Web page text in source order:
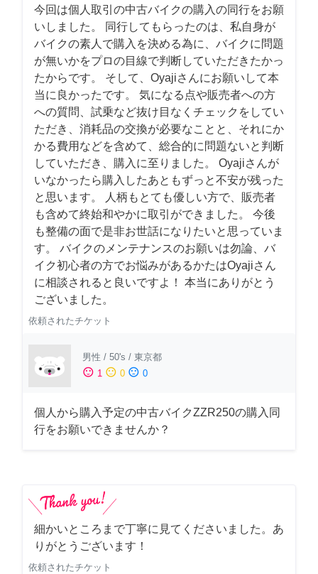
今回は個人取引の中古バイクの購入の同行をお願
いしました。 同行してもらったのは、私自身が
バイクの素人で購入を決める為に、バイクに問題
が無いかをプロの目線で判断していただきたかっ
たからです。 そして、Oyajiさんにお願いして本
当に良かったです。 気になる点や販売者への方
への質問、試乗など抜け目なくチェックをしてい
ただき、消耗品の交換が必要なことと、それにか
かる費用などを含めて、総合的に問題ないと判断
していただき、購入に至りました。 Oyajiさんが
いなかったら購入したあともずっと不安が残った
と思います。 人柄もとても優しい方で、販売者
も含めて終始和やかに取引ができました。 今後
も整備の面で是非お世話になりたいと思っていま
す。 バイクのメンテナンスのお願いは勿論、バ
イク初心者の方でお悩みがあるかたはOyajiさん
に相談されると良いですよ！ 本当にありがとう
ございました。
依頼されたチケット
男性 / 50's / 東京都
sentiment_satisfied 1 sentiment_neutral 0 sentiment_dissatisfied 0
個人から購入予定の中古バイクZZR250の購入同
行をお願いできませんか？
細かいところまで丁寧に見てくださいました。あ
りがとうございます！
依頼されたチケット